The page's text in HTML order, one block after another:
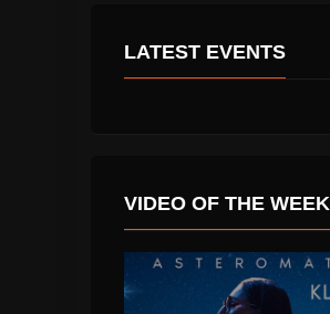
LATEST EVENTS
VIDEO OF THE WEEK